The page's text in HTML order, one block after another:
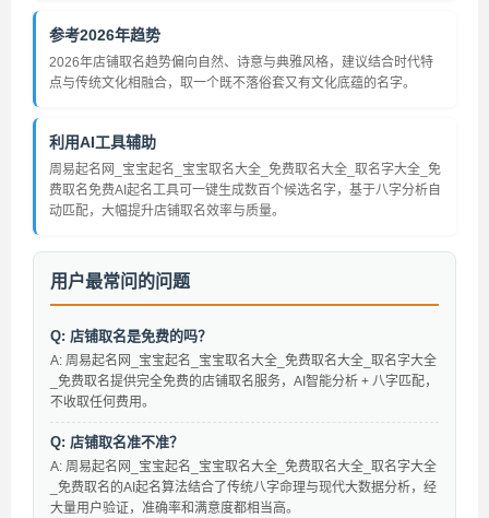
参考2026年趋势
2026年店铺取名趋势偏向自然、诗意与典雅风格，建议结合时代特
点与传统文化相融合，取一个既不落俗套又有文化底蕴的名字。
利用AI工具辅助
周易起名网_宝宝起名_宝宝取名大全_免费取名大全_取名字大全_免
费取名免费AI起名工具可一键生成数百个候选名字，基于八字分析自
动匹配，大幅提升店铺取名效率与质量。
用户最常问的问题
Q: 店铺取名是免费的吗？
A: 周易起名网_宝宝起名_宝宝取名大全_免费取名大全_取名字大全
_免费取名提供完全免费的店铺取名服务，AI智能分析 + 八字匹配，
不收取任何费用。
Q: 店铺取名准不准？
A: 周易起名网_宝宝起名_宝宝取名大全_免费取名大全_取名字大全
_免费取名的AI起名算法结合了传统八字命理与现代大数据分析，经
大量用户验证，准确率和满意度都相当高。